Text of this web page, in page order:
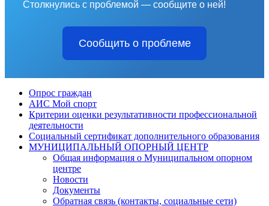
Столкнулись с проблемой — сообщите о ней!
Сообщить о проблеме
Опрос граждан
АИС Мой спорт
Критерии оценки результативности профессиональной
деятельности
Социальный сертификат дополнительного образования
МУНИЦИПАЛЬНЫЙ ОПОРНЫЙ ЦЕНТР
Общая информация о Муниципальном опорном
центре
Новости
Документы
Обратная связь (контакты, социальные сети)